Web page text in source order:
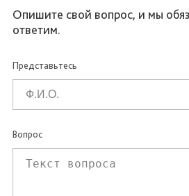
Опишите свой вопрос, и мы
ответим.
Представьтесь
Вопрос